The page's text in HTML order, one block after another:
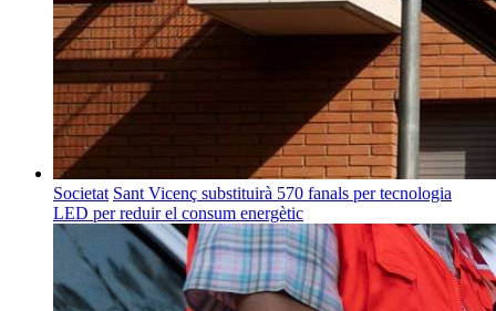
Societat Sant Vicenç substituirà 570 fanals per tecnologia
LED per reduir el consum energètic